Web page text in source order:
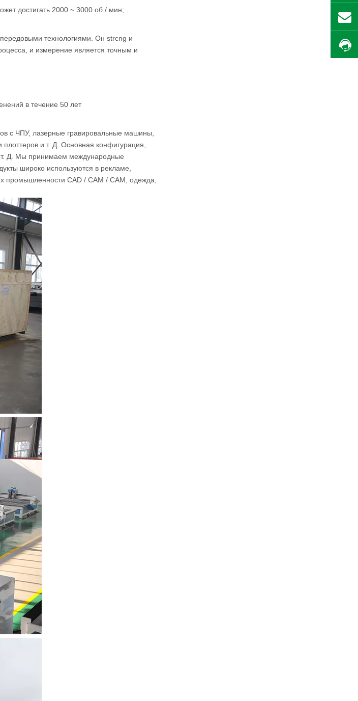
достигать 2000 ~ 3000 об / мин;
передовыми технологиями. Он strcng и
и измерение является точным и
в течение 50 лет
с ЧПУ, лазерные гравировальные машины,
и т. Д. Основная конфигурация,
т. Д. Мы принимаем международные
широко используются в рекламе,
промышленности CAD / CAM / CAM, одежда,